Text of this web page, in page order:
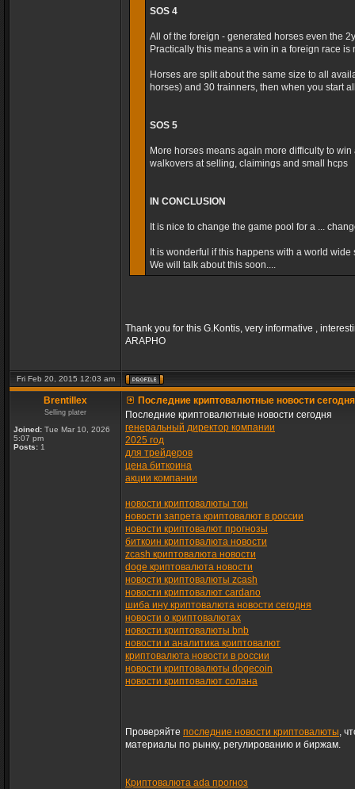
SOS 4
All of the foreign - generated horses even the
Practically this means a win in a foreign race is
Horses are split about the same size to all
horses) and 30 trainners, then when you start
SOS 5
More horses means again more difficulty to
walkovers at selling, claimings and small hcps
IN CONCLUSION
It is nice to change the game pool for a ...
It is wonderful if this happens with a world
We will talk about this soon....
Thank you for this G.Kontis, very informative ,
ARAPHO
Fri Feb 20, 2015 12:03 am
Brentillex
Selling plater
Joined: Tue Mar 10, 2026
5:07 pm
Posts: 1
Последние криптовалютные новости сегодня
Последние криптовалютные новости сегодня
генеральный директор компании
2025 год
для трейдеров
цена биткоина
акции компании
новости криптовалюты тон
новости запрета криптовалют в россии
новости криптовалют прогнозы
биткоин криптовалюта новости
zcash криптовалюта новости
doge криптовалюта новости
новости криптовалюты zcash
новости криптовалют cardano
шиба ину криптовалюта новости сегодня
новости о криптовалютах
новости криптовалюты bnb
новости и аналитика криптовалют
криптовалюта новости в россии
новости криптовалюты dogecoin
новости криптовалют солана
Проверяйте последние новости криптовалюты,
материалы по рынку, регулированию и биржам.
Криптовалюта ada прогноз